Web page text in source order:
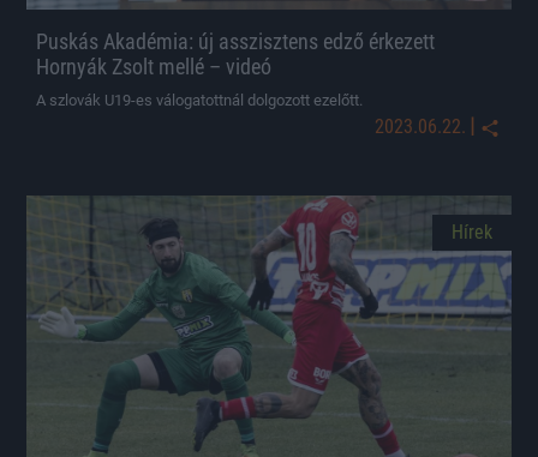
Puskás Akadémia: új asszisztens edző érkezett
Hornyák Zsolt mellé – videó
A szlovák U19-es válogatottnál dolgozott ezelőtt.
2023.06.22. |
Hírek